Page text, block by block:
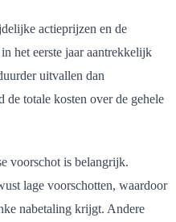
actieprijzen en de
het eerste jaar aantrekkelijk
uitvallen dan
de totale kosten over de gehele
voorschot is belangrijk.
lage voorschotten, waardoor
nabetaling krijgt. Andere